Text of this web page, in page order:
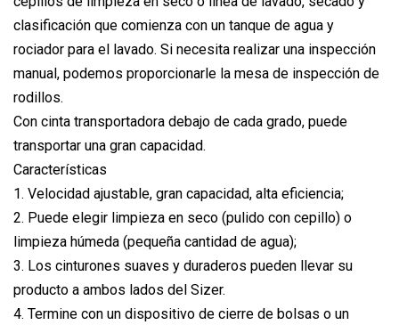
clasificación que comienza con un tanque de agua y
rociador para el lavado. Si necesita realizar una inspección
manual, podemos proporcionarle la mesa de inspección de
rodillos.
Con cinta transportadora debajo de cada grado, puede
transportar una gran capacidad.
Características
1. Velocidad ajustable, gran capacidad, alta eficiencia;
2. Puede elegir limpieza en seco (pulido con cepillo) o
limpieza húmeda (pequeña cantidad de agua);
3. Los cinturones suaves y duraderos pueden llevar su
producto a ambos lados del Sizer.
4. Termine con un dispositivo de cierre de bolsas o un